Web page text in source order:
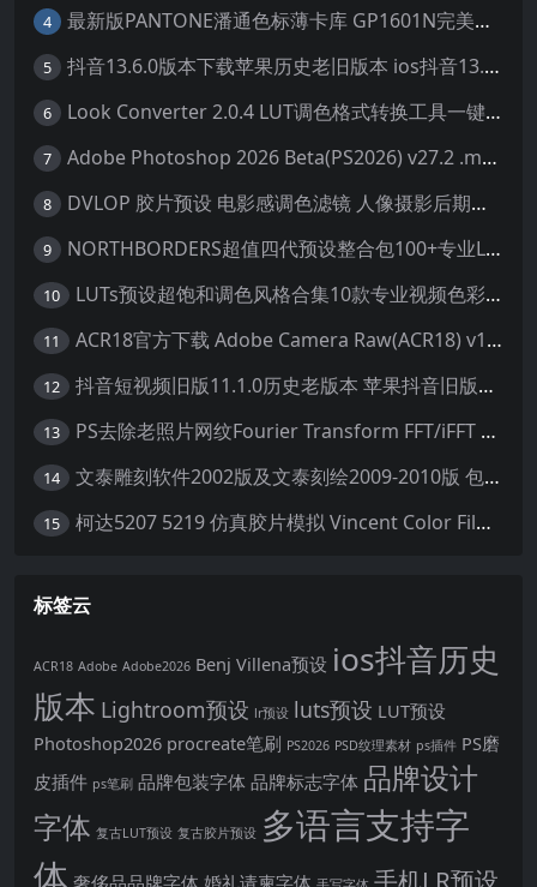
4 最新版PANTONE潘通色标薄卡库 GP1601N完美兼容Adobe Illustrator免费下载
5 抖音13.6.0版本下载苹果历史老旧版本 ios抖音13.6旧版本安装包
6 Look Converter 2.0.4 LUT调色格式转换工具一键转换LR预设【附教程】
7 Adobe Photoshop 2026 Beta(PS2026) v27.2 .m3292 AI 中文绿色免安装版
8 DVLOP 胶片预设 电影感调色滤镜 人像摄影后期处理 婚礼跟拍风格 柯达胶片模拟效果+配置文件 PS/LR JOSE VILLA – For the Love of Film – Kodak Presets
9 NORTHBORDERS超值四代预设整合包100+专业Lightroom预设含教程与RAW样片 MEGA PACK
10 LUTs预设超饱和调色风格合集10款专业视频色彩视频剪辑预设Motion Array – Super Saturated LUTs Pack
11 ACR18官方下载 Adobe Camera Raw(ACR18) v18.1.1 for Mac 中文最新免费正式版 下载
12 抖音短视频旧版11.1.0历史老版本 苹果抖音旧版本ios恢复抖音旧版本11.1安装包
13 PS去除老照片网纹Fourier Transform FFT/iFFT 滤镜-32/64位
14 文泰雕刻软件2002版及文泰刻绘2009-2010版 包含教程(支持Win7~Win10 64位)
15 柯达5207 5219 仿真胶片模拟 Vincent Color Film PowerGrade 下载 LUT预设怀旧外观色彩分级达芬奇调色节
标签云
ACR18 Adobe Adobe2026 Benj Villena预设 ios抖音历史
版本 Lightroom预设 lr预设 luts预设 LUT预设
Photoshop2026 procreate笔刷 PS2026 PSD纹理素材 ps插件 PS磨
皮插件 ps笔刷 品牌包装字体 品牌标志字体 品牌设计
字体 复古LUT预设 复古胶片预设 多语言支持字
体 奢侈品品牌字体 婚礼请柬字体 手机LR预设